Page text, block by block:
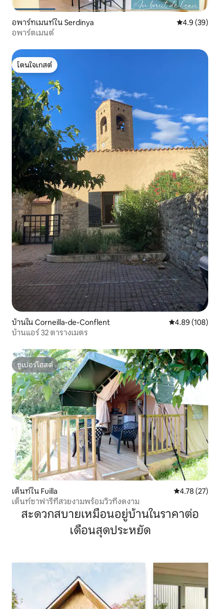
อพาร์ทเมนท์ใน Serdinya คะแนนเฉลี่ย
4.9 (39)
อพาร์ตเมนต์
โดนใจเกสต์
โดนใจเกสต์
บ้านใน Corneilla-de-Conflent คะแนนเฉลี่ย
4.89 (108)
บ้านแอร์ 32 ตารางเมตร
ซูเปอร์โฮสต์
ซูเปอร์โฮสต์
เต็นท์ใน Fuilla คะแนนเฉลี่ย
4.78 (27)
เต็นท์ซาฟารีที่สวยงามพร้อมวิวที่งดงาม
สะดวกสบายเหมือนอยู่บ้านในราคาต่อ
เดือนสุดประหยัด